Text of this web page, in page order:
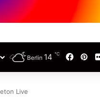
Berlin 14 ℃
Live